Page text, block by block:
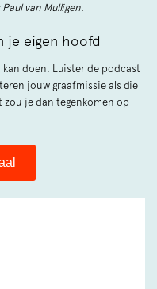
van Mulligen.
je eigen hoofd
doen. Luister de podcast
jouw graafmissie als die
je dan tegenkomen op